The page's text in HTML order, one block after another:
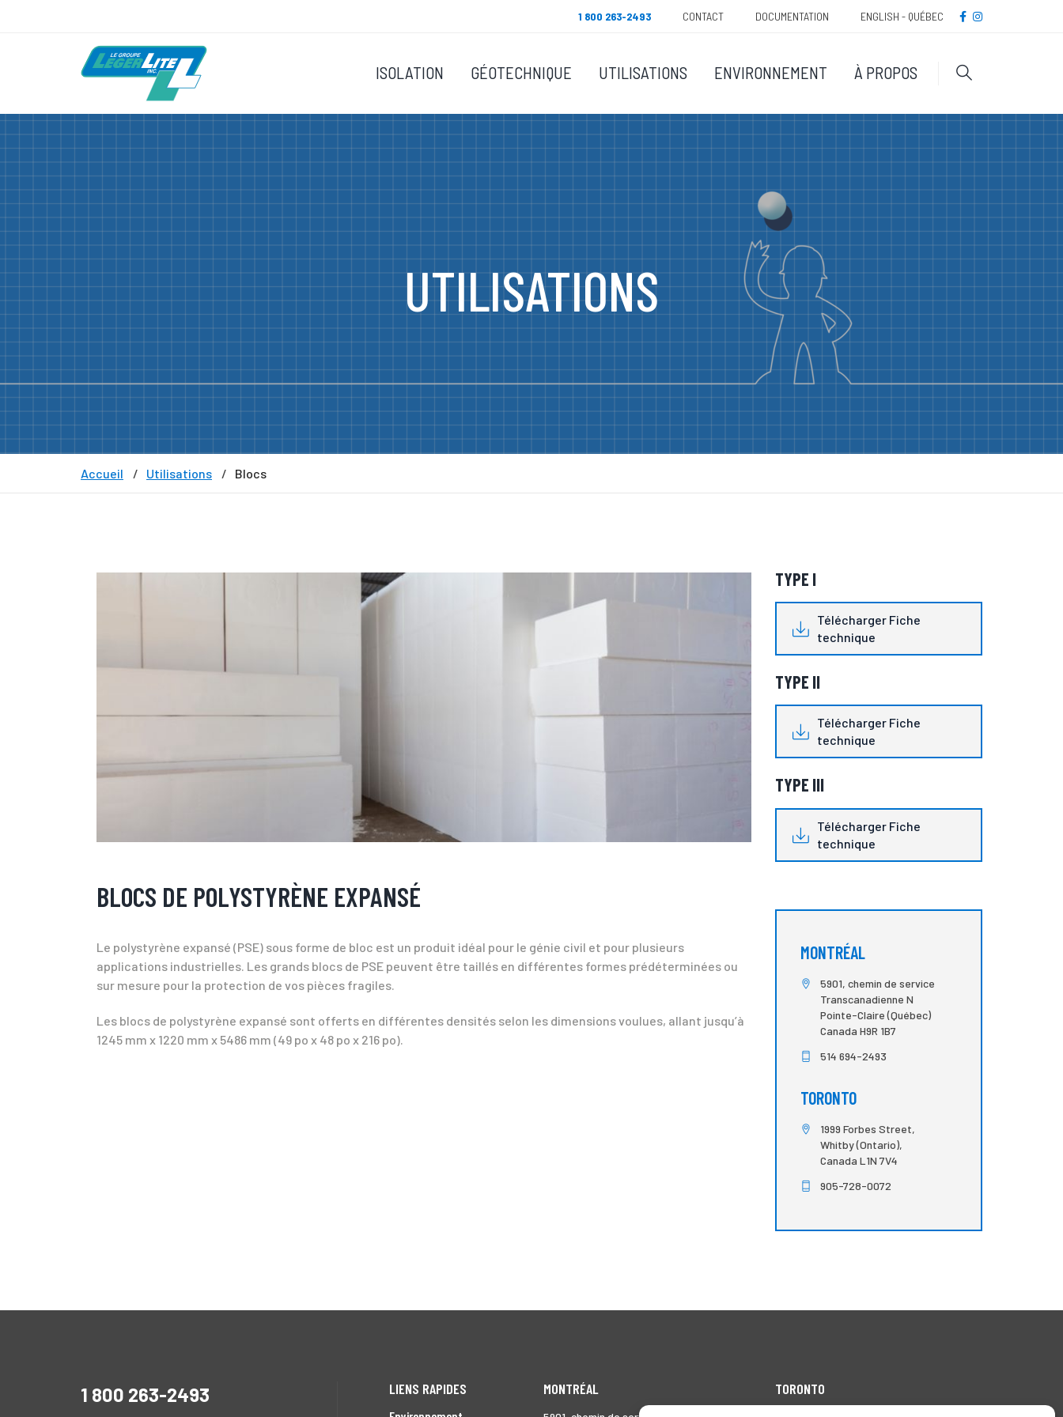
Méta
1 800 263-2493 CONTACT DOCUMENTATION ENGLISH - QUÉBEC FACEBOOK
INSTAGRAM
ISOLATION GÉOTECHNIQUE UTILISATIONS ENVIRONNEMENT À PROPOS
UTILISATIONS
Accueil Utilisations Blocs
BLOCS DE POLYSTYRÈNE EXPANSÉ
Le polystyrène expansé (PSE) sous forme de bloc est un produit idéal pour le génie civil et pour plusieurs
applications industrielles. Les grands blocs de PSE peuvent être taillés en différentes formes prédéterminées ou
sur mesure pour la protection de vos pièces fragiles.
Les blocs de polystyrène expansé sont offerts en différentes densités selon les dimensions voulues, allant jusqu’à
1245 mm x 1220 mm x 5486 mm (49 po x 48 po x 216 po).
TYPE I
Télécharger Fiche
technique
TYPE II
Télécharger Fiche
technique
TYPE III
Télécharger Fiche
technique
MONTRÉAL
5901, chemin de service
Transcanadienne N
Pointe-Claire (Québec)
Canada H9R 1B7
514 694-2493
TORONTO
1999 Forbes Street,
Whitby (Ontario),
Canada L1N 7V4
905-728-0072
1 800 263-2493 LIENS RAPIDES MONTRÉAL TORONTO